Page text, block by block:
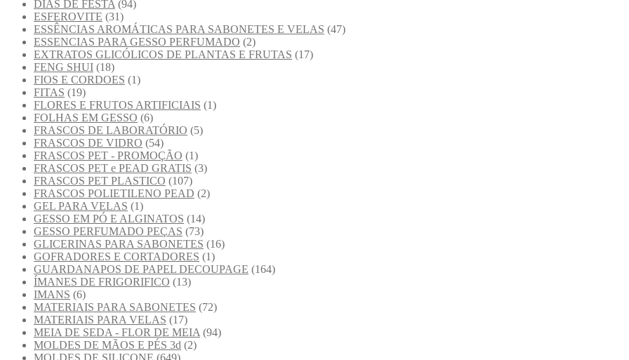
DIAS DE FESTA (94)
ESFEROVITE (31)
ESSÊNCIAS AROMÁTICAS PARA SABONETES E VELAS (47)
ESSENCIAS PARA GESSO PERFUMADO (2)
EXTRATOS GLICÓLICOS DE PLANTAS E FRUTAS (17)
FENG SHUI (18)
FIOS E CORDOES (1)
FITAS (19)
FLORES E FRUTOS ARTIFICIAIS (1)
FOLHAS EM GESSO (6)
FRASCOS DE LABORATÓRIO (5)
FRASCOS DE VIDRO (54)
FRASCOS PET - PROMOÇÃO (1)
FRASCOS PET e PEAD GRATIS (3)
FRASCOS PET PLASTICO (107)
FRASCOS POLIETILENO PEAD (2)
GEL PARA VELAS (1)
GESSO EM PÓ E ALGINATOS (14)
GESSO PERFUMADO PEÇAS (73)
GLICERINAS PARA SABONETES (16)
GOFRADORES E CORTADORES (1)
GUARDANAPOS DE PAPEL DECOUPAGE (164)
ÍMANES DE FRIGORIFICO (13)
IMANS (6)
MATERIAIS PARA SABONETES (72)
MATERIAIS PARA VELAS (17)
MEIA DE SEDA - FLOR DE MEIA (94)
MOLDES DE MÃOS E PÉS 3d (2)
MOLDES DE SILICONE (649)